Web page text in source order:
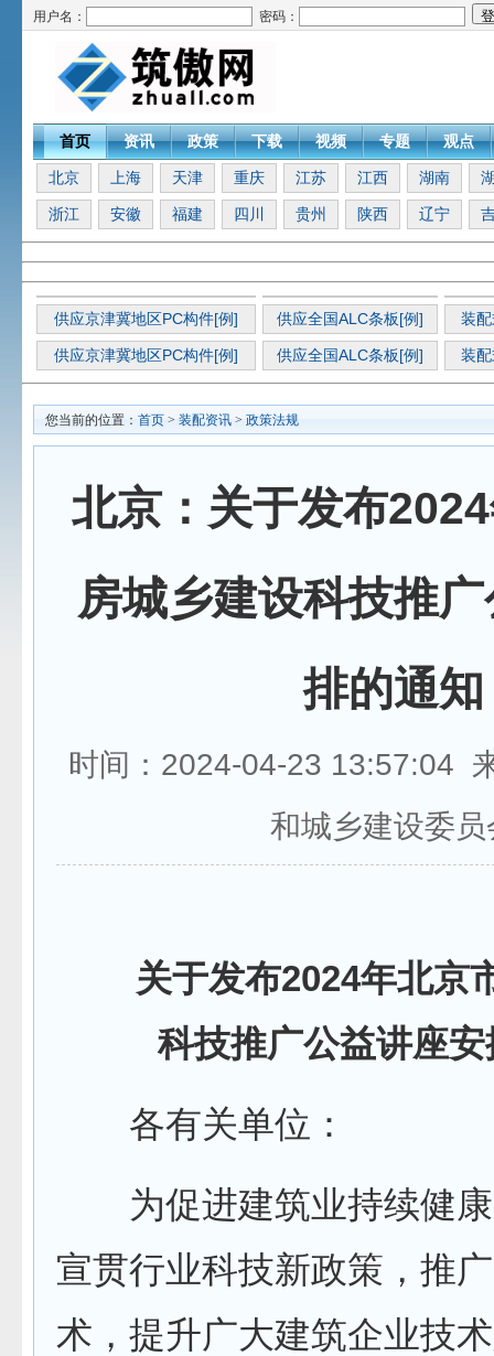
用户名： 密码：
首页 资讯 政策 下载 视频 专题 观点
北京 上海 天津 重庆 江苏 江西 湖南
浙江 安徽 福建 四川 贵州 陕西 辽宁
供应京津冀地区PC构件[例] 供应全国ALC条板[例] 装
供应京津冀地区PC构件[例] 供应全国ALC条板[例] 装
您当前的位置： 首页 > 装配资讯 > 政策法规
北京：关于发布
房城乡建设科技推
排的通知
时间：2024-04-23 13:57:04
和城乡建设委员
关于发布2024年北京
科技推广公益讲座
各有关单位：
为促进建筑业持续健康
宣贯行业科技新政策，推
术，提升广大建筑企业技